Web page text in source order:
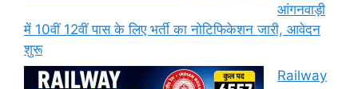
आंगनवाड़ी
में 10वीं 12वीं पास के लिए भर्ती का नोटिफिकेशन जारी, आवेदन
शुरू
Railway